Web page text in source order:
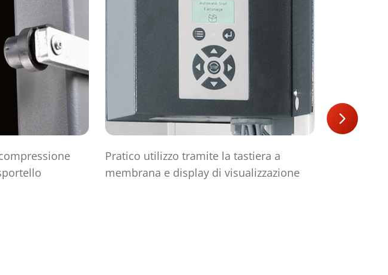
Pratico utilizzo tramite la tastiera a
membrana e display di visualizzazione